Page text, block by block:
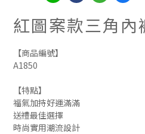
紅圖案款三角內
【商品編號】
A1850
【特點】
福氣加持好運滿滿
送禮最佳選擇
時尚實用潮流設計